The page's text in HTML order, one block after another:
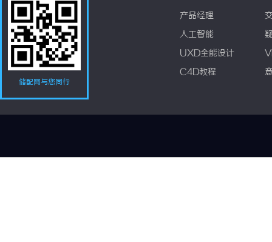
储配网与您同行
产品经理
人工智能
UXD全能设计
C4D教程